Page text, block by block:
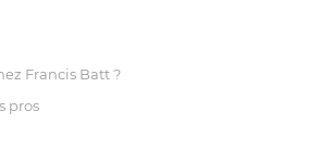
Francis Batt ?
pros